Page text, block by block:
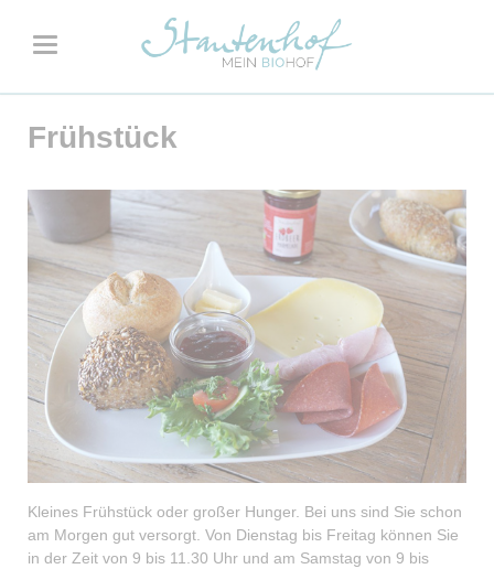
Frühstück
Kleines Frühstück oder großer Hunger. Bei uns sind Sie schon
am Morgen gut versorgt. Von Dienstag bis Freitag können Sie
in der Zeit von 9 bis 11.30 Uhr und am Samstag von 9 bis